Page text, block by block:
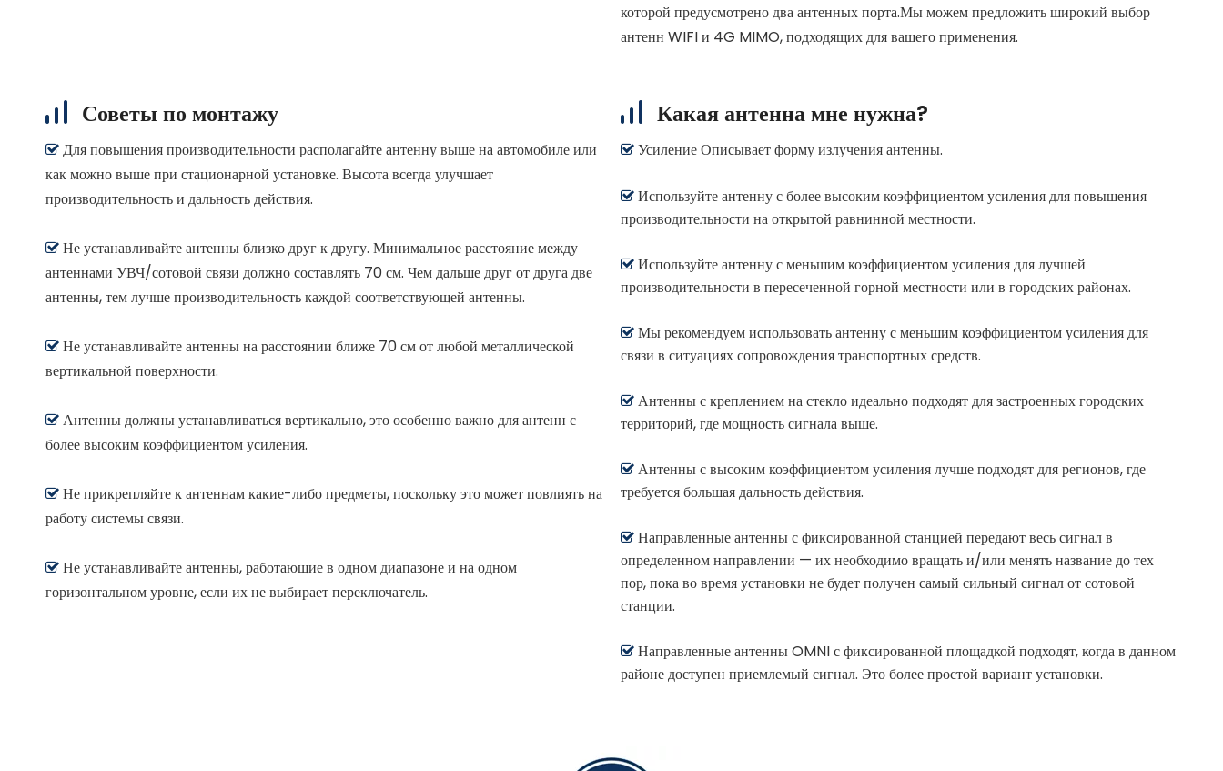
которой предусмотрено два антенных порта.Мы можем предложить широкий выбор
антенн WIFI и 4G MIMO, подходящих для вашего применения.
Советы по монтажу
 Для повышения производительности располагайте антенну выше на автомобиле или
как можно выше при стационарной установке. Высота всегда улучшает
производительность и дальность действия.
 Не устанавливайте антенны близко друг к другу. Минимальное расстояние между
антеннами УВЧ/сотовой связи должно составлять 70 см. Чем дальше друг от друга две
антенны, тем лучше производительность каждой соответствующей антенны.
 Не устанавливайте антенны на расстоянии ближе 70 см от любой металлической
вертикальной поверхности.
 Антенны должны устанавливаться вертикально, это особенно важно для антенн с
более высоким коэффициентом усиления.
 Не прикрепляйте к антеннам какие-либо предметы, поскольку это может повлиять на
работу системы связи.
 Не устанавливайте антенны, работающие в одном диапазоне и на одном
горизонтальном уровне, если их не выбирает переключатель.
Какая антенна мне нужна?
 Усиление Описывает форму излучения антенны.
 Используйте антенну с более высоким коэффициентом усиления для повышения
производительности на открытой равнинной местности.
 Используйте антенну с меньшим коэффициентом усиления для лучшей
производительности в пересеченной горной местности или в городских районах.
 Мы рекомендуем использовать антенну с меньшим коэффициентом усиления для
связи в ситуациях сопровождения транспортных средств.
 Антенны с креплением на стекло идеально подходят для застроенных городских
территорий, где мощность сигнала выше.
 Антенны с высоким коэффициентом усиления лучше подходят для регионов, где
требуется большая дальность действия.
 Направленные антенны с фиксированной станцией передают весь сигнал в
определенном направлении — их необходимо вращать и/или менять название до тех
пор, пока во время установки не будет получен самый сильный сигнал от сотовой
станции.
 Направленные антенны OMNI с фиксированной площадкой подходят, когда в данном
районе доступен приемлемый сигнал. Это более простой вариант установки.